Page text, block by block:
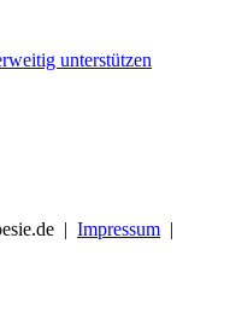
unterstützen
| Impressum |